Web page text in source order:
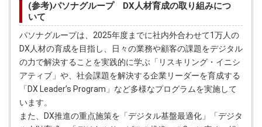
(参考)パソナグループ DX人材育成の取り組みにつ
いて
パソナグループは、2025年度までに社内外合わせて1万人の
DX人材の育成を目指し、日々の業務や顧客の課題をデジタル
の力で解決することを実践的に学ぶ「リスキリング・イニシ
アティブ」や、社会課題を解決する企業リーダーを育成する
「DX Leader’s Program」など多様なプログラムを実施して
います。
また、DX推進の重点施策を「デジタル基盤最適化」「デジタ